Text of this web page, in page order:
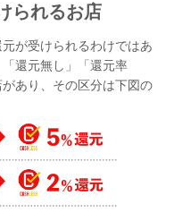
られるお店
が受けられるわけではあ
還元無し」「還元率
あり、その区分は下図の